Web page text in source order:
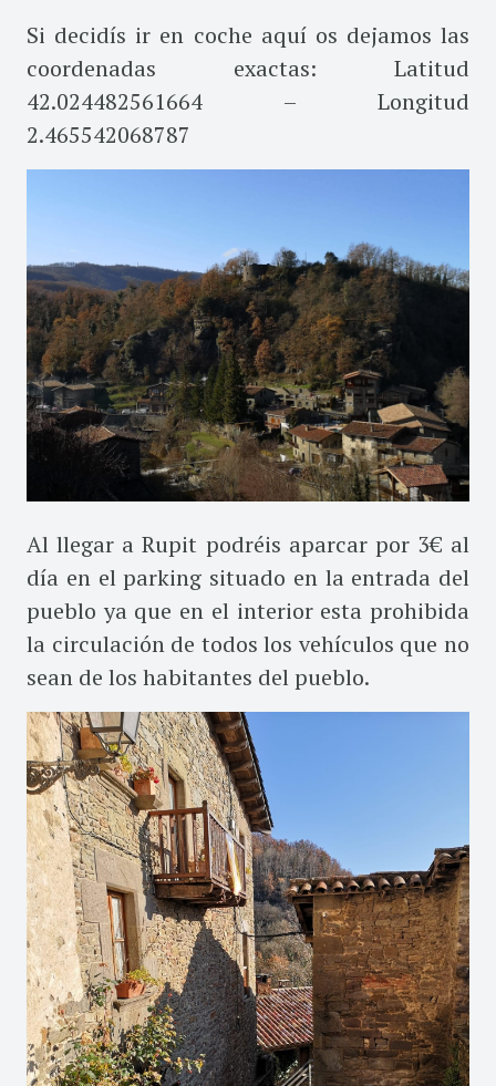
Si decidís ir en coche aquí os dejamos las
coordenadas exactas: Latitud
42.024482561664 – Longitud
2.465542068787
Al llegar a Rupit podréis aparcar por 3€ al
día en el parking situado en la entrada del
pueblo ya que en el interior esta prohibida
la circulación de todos los vehículos que no
sean de los habitantes del pueblo.